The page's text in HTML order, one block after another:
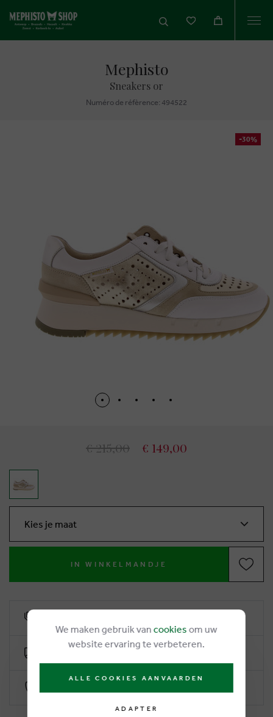
Mephisto
Sneakers or
Numéro de réfèrence: 494522
-30%
€ 215,00 € 149,00
Kies je maat
IN WINKELMANDJE
Livraison gratuite dès €50
We maken gebruik van cookies om uw
website ervaring te verbeteren.
ALLE COOKIES AANVAARDEN
ADAPTER